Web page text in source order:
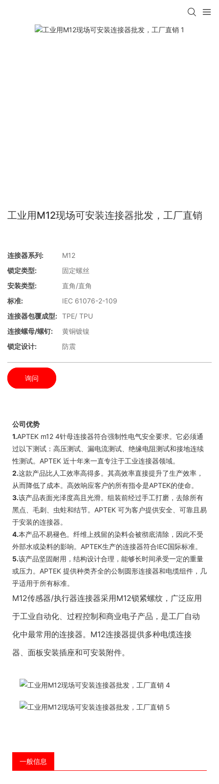
工业用M12现场可安装连接器批发，工厂直销
连接器系列:
M12
锁定类型:
固定螺丝
安装类型:
直角/直角
标准:
IEC 61076-2-109
连接器包覆成型: TPE/ TPU
连接螺母/螺钉:
黄铜镀镍
锁定设计:
防震
询问
公司优势
1.APTEK m12 4针母连接器符合强制性电气安全要求。它必须通
过以下测试：高压测试、漏电流测试、绝缘电阻测试和接地连续
性测试。APTEK 近十年来一直专注于工业连接器领域。
2.这款产品比人工效率高得多。其高效率直接提升了生产效率，
从而降低了成本。高效响应客户的所有指令是APTEK的使命。
3.该产品表面光泽度高且光滑。组装前经过手工打磨，去除所有
黑点、毛刺、虫蛀和结节。APTEK 可为客户提供安全、可靠且易
于安装的连接器。
4.本产品不易褪色。纤维上残留的染料会被彻底清除，因此不受
外部水或染料的影响。APTEK生产的连接器符合IEC国际标准。
5.该产品坚固耐用，结构设计合理，能够长时间承受一定的重量
或压力。APTEK 提供种类齐全的公制圆形连接器和电缆组件，几
乎适用于所有标准。
M12传感器/执行器连接器采用M12锁紧螺纹，广泛应用
于工业自动化、过程控制和商业电子产品，是工厂自动
化中最常用的连接器。M12连接器提供多种电缆连接
器、面板安装插座和可安装附件。
一般信息